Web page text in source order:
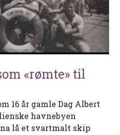
«rømte» til
16 år gamle Dag Albert
havnebyen
lå et svartmalt skip